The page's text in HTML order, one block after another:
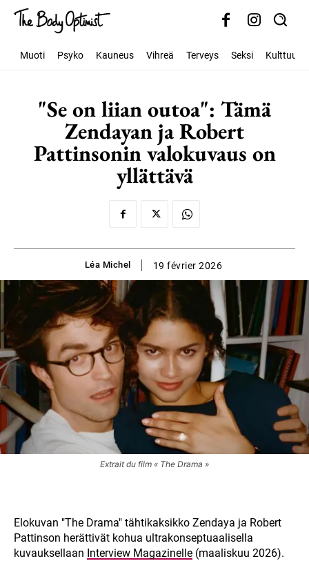
Muoti Psyko Kauneus Vihreä Terveys Seksi Kulttuuri
"Se on liian outoa": Tämä
Zendayan ja Robert
Pattinsonin valokuvaus on
yllättävä
Léa Michel 19 février 2026
Extrait du film « The Drama »
Elokuvan "The Drama" tähtikaksikko Zendaya ja Robert
Pattinson herättivät kohua ultrakonseptuaalisella
kuvauksellaan Interview Magazinelle (maaliskuu 2026).